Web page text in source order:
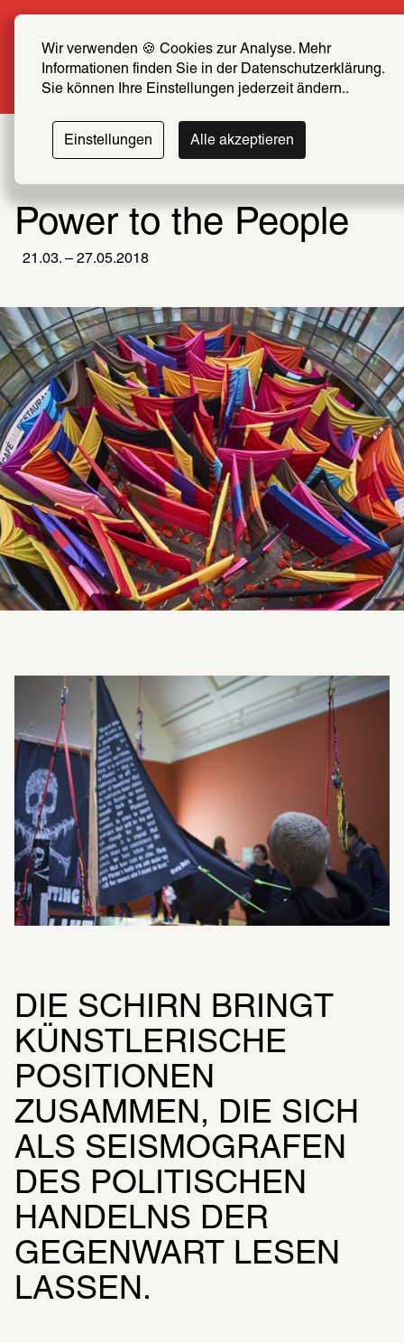
Wir verwenden 🍪 Cookies zur Analyse. Mehr
Informationen finden Sie in der Datenschutzerklärung.
Sie können Ihre Einstellungen jederzeit ändern..
Einstellungen Alle akzeptieren
FREUND*IN werden
Mehr erfahren
Power to the People
21.03. – 27.05.2018
DIE SCHIRN BRINGT
KÜNSTLERISCHE
POSITIONEN
ZUSAMMEN, DIE SICH
ALS SEISMOGRAFEN
DES POLITISCHEN
HANDELNS DER
GEGENWART LESEN
LASSEN.